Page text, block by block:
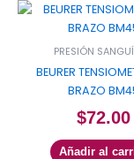
PRESIÓN
BEURER
BRAZO
$72.00
Añadir al